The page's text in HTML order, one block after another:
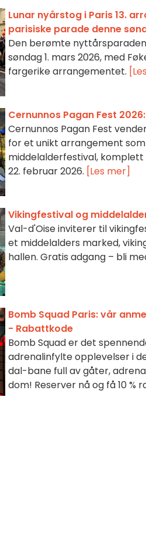
Lunar nyårstog i Paris 13.
parisiske parade denne
Den berømte
søndag 1. mars 2026, med
fargerike arrangementet.
Cernunnos Pagan Fest
Cernunnos Pagan Fest
for et unikt arrangement
middelalderfestival, komplett
22. februar 2026. [Les mer]
Vikingfestival og
Val-d'Oise inviterer til
et middelalders marked,
hallen. Gratis adgang – bli
Bomb Squad Paris: vår
- Rabattkode
Bomb Squad er det
adrenalinfylte opplevelser i
dal-bane full av gåter,
dom! Reserver nå og få 10 %